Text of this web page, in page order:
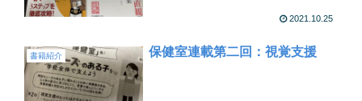
2021.10.25
書籍紹介 保健室連載第二回：視覚支援